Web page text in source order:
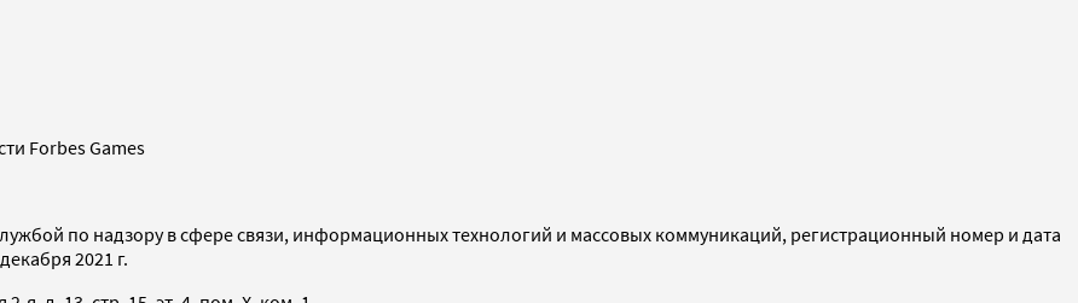
Forbes Games
по надзору в сфере связи, информационных технологий и массовых коммуникаций, регистрационный номер и дата
2021 г.